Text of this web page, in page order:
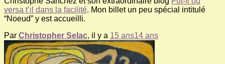
versa t’il dans la facilité. Mon billet un peu spécial intitulé
“Noeud” y est accueilli.
Par Christopher Selac, il y a 15 ans14 ans